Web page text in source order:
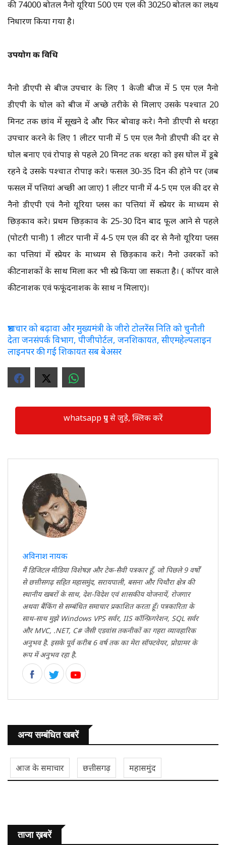
की 74000 बोतल नैनो यूरिया 500 एम एल की 30250 बोतल का लक्ष्य
निर्धारण किया गया है।
उपयोग की विधि
नैनो डीएपी से बीज उपचार के लिए 1 केजी बीज में 5 एम एल नैनो
डीएपी के घोल को बीज में अच्छे तरीके से मिलाए उसके पश्चात 20
मिनट तक छांव में सूखने दे और फिर बोवाई करे। नैनो डीएपी से थरहा
उपचार करने के लिए 1 लीटर पानी में 5 एम एल नैनो डीएपी की दर से
घोल बनाए एवं रोपाई से पहले 20 मिनट तक थरहा को इस घोल में डूबे
रहने दे उसके पश्चात रोपाई करे। फसल 30-35 दिन की होने पर (जब
फसल में पत्तियां अच्छी आ जाए) 1 लीटर पानी में 4-5 एम एल की दर से
नैनो डीएपी एवं नैनो यूरिया प्लस का पत्तियां में स्प्रेयर के माध्यम से
छिड़काव करे। प्रथम छिड़काव के 25-30 दिन बाद फूल आने से पहले
(पोटरी पानी) 1 लीटर पानी में 4-5 एम एल की दर से नैनो यूरिया प्लस
का पत्तियां में स्प्रेयर के माध्यम से छिड़काव करे। नैनो उर्वरकों को
कीटनाशकों के साथ मिला कर भी स्प्रे किया जा सकता है। ( कॉपर वाले
कीटनाशक एवं फफूंदनाशक के साथ न मिलाए)।
भ्रष्टाचार को बढ़ावा और मुख्यमंत्री के जीरो टोलरेंस निति को चुनौती
देता जनसंपर्क विभाग, पीजीपोर्टल, जनशिकायत, सीएमहेल्पलाइन
लाइनपर की गई शिकायत सब बेअसर
whatsapp ग्रुप से जुड़े, क्लिक करें
अविनाश नायक
मैं डिजिटल मीडिया विशेषज्ञ और टेक-सैवी पत्रकार हूँ, जो पिछले 9 वर्षों
से छत्तीसगढ़ सहित महासमुंद, सरायपाली, बसना और पिथौरा क्षेत्र की
स्थानीय खबरों के साथ, देश-विदेश एवं शासकीय योजनायें, रोजगार
अथवा बैंकिंग से सम्बंधित समाचार प्रकाशित करता हूँ। पत्रकारिता के
साथ-साथ मुझे Windows VPS सर्वर, IIS कॉन्फ़िगरेशन, SQL सर्वर
और MVC, .NET, C# जैसी एडवांस तकनीकों का गहरा व्यावहारिक
अनुभव है. इसके पूर्व करीब 6 वर्ष तक का मेरा सॉफ्टवेयर, प्रोग्रामर के
रूप में अनुभव रहा है.
अन्य सम्बंधित खबरें
आज के समाचार छत्तीसगढ़ महासमुंद
ताजा ख़बरें